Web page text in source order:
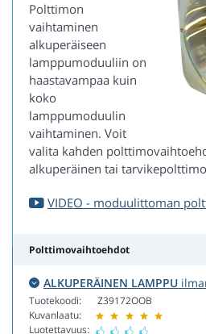
Polttimon
vaihtaminen
alkuperäiseen
lamppumoduuliin on
haastavampaa kuin
koko
lamppumoduulin
vaihtaminen. Voit
valita kahden
alkuperäinen tai
VIDEO - moduulittoman
Polttimovaihtoehdot
ALKUPERÄINEN LAMPPU
Tuotekoodi:
Kuvanlaatu:
Luotettavuus:
Z39172OOB